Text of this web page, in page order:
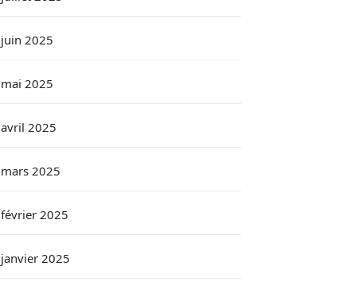
juin 2025
mai 2025
avril 2025
mars 2025
février 2025
janvier 2025